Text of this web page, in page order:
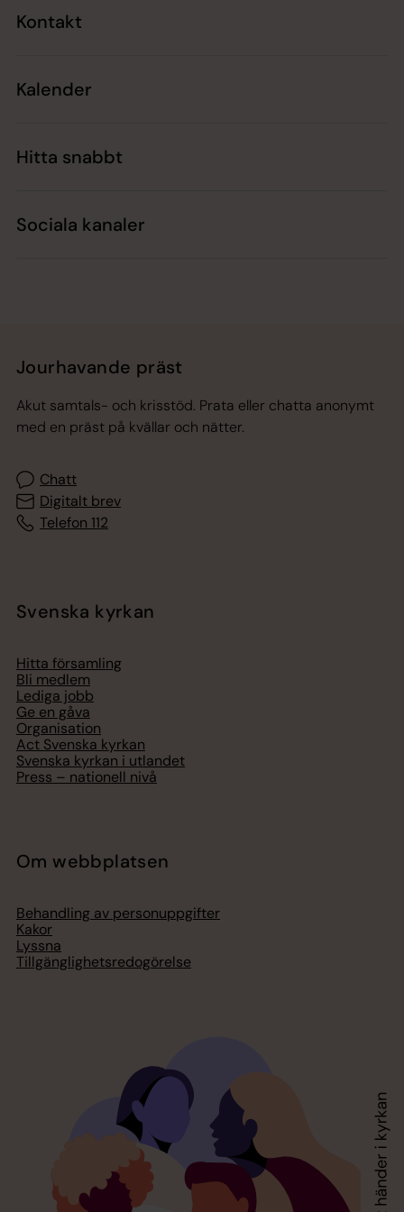
Kontakt
Kalender
Hitta snabbt
Sociala kanaler
Jourhavande präst
Akut samtals- och krisstöd. Prata eller chatta anonymt
med en präst på kvällar och nätter.
Chatt
Digitalt brev
Telefon 112
Svenska kyrkan
Hitta församling
Bli medlem
Lediga jobb
Ge en gåva
Organisation
Act Svenska kyrkan
Svenska kyrkan i utlandet
Press – nationell nivå
Om webbplatsen
Behandling av personuppgifter
Kakor
Lyssna
Tillgänglighetsredogörelse